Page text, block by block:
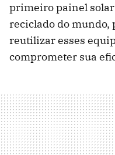
primeiro painel
reciclado do mundo,
reutilizar esses
comprometer sua